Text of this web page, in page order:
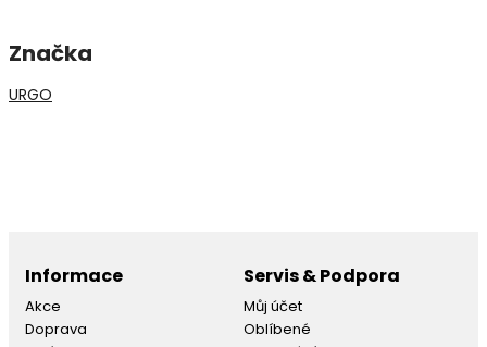
Značka
URGO
Informace
Akce
Doprava
Servis & Podpora
Můj účet
Oblíbené